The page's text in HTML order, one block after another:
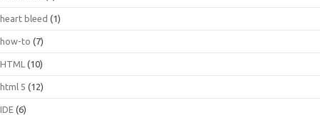
heart bleed (1)
how-to (7)
HTML (10)
html 5 (12)
IDE (6)